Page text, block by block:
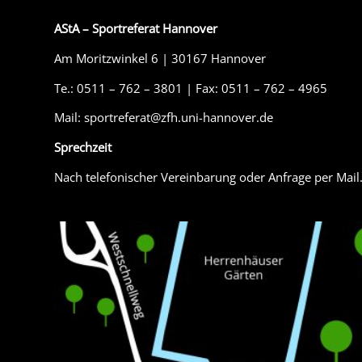
AStA – Sportreferat Hannover
Am Moritzwinkel 6 | 30167 Hannover
Te.: 0511 – 762 – 3801 | Fax: 0511 – 762 – 4965
Mail: sportreferat@zfh.uni-hannover.de
Sprechzeit
Nach telefonischer Vereinbarung oder Anfrage per Mail.